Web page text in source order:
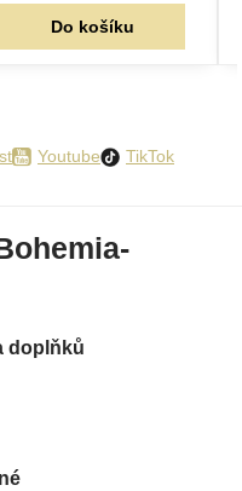
Do košíku
Youtube TikTok
doplňků